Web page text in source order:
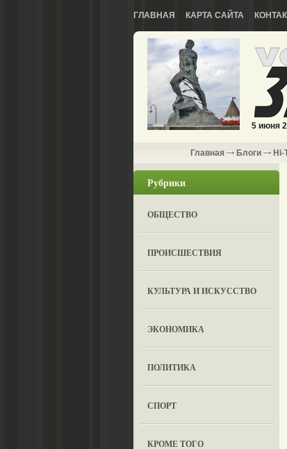
ГЛАВНАЯ КАРТА САЙТА
5 июня
Главная Блоги Hi-
Рубрики
ОБЩЕСТВО
ПРОИСШЕСТВИЯ
КУЛЬТУРА И ИСКУССТВО
ЭКОНОМИКА
ПОЛИТИКА
СПОРТ
КРОМЕ ТОГО